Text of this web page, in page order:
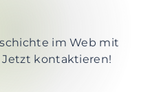
im Web mit
Jetzt kontaktieren!